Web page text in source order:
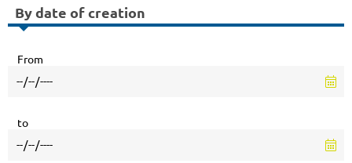
By date of creation
From
to